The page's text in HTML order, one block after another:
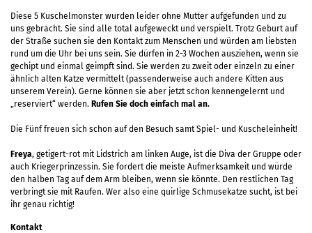
Diese 5 Kuschelmonster wurden leider ohne Mutter aufgefunden und zu
uns gebracht. Sie sind alle total aufgeweckt und verspielt. Trotz Geburt auf
der Straße suchen sie den Kontakt zum Menschen und würden am liebsten
rund um die Uhr bei uns sein. Sie dürfen in 2-3 Wochen ausziehen, wenn sie
gechipt und einmal geimpft sind. Sie werden zu zweit oder einzeln zu einer
ähnlich alten Katze vermittelt (passenderweise auch andere Kitten aus
unserem Verein). Gerne können sie aber jetzt schon kennengelernt und
„reserviert“ werden. Rufen Sie doch einfach mal an.
Die Fünf freuen sich schon auf den Besuch samt Spiel- und Kuscheleinheit!
Freya, getigert-rot mit Lidstrich am linken Auge, ist die Diva der Gruppe oder
auch Kriegerprinzessin. Sie fordert die meiste Aufmerksamkeit und würde
den halben Tag auf dem Arm bleiben, wenn sie könnte. Den restlichen Tag
verbringt sie mit Raufen. Wer also eine quirlige Schmusekatze sucht, ist bei
ihr genau richtig!
Kontakt